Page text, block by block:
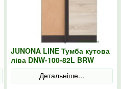
JUNONA LINE Тумба кутова
ліва DNW-100-82L BRW
Польща Сонома
Детальніше...